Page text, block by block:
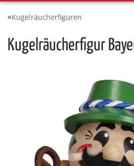
Kugelräucherfiguren
Kugelräucherfigur